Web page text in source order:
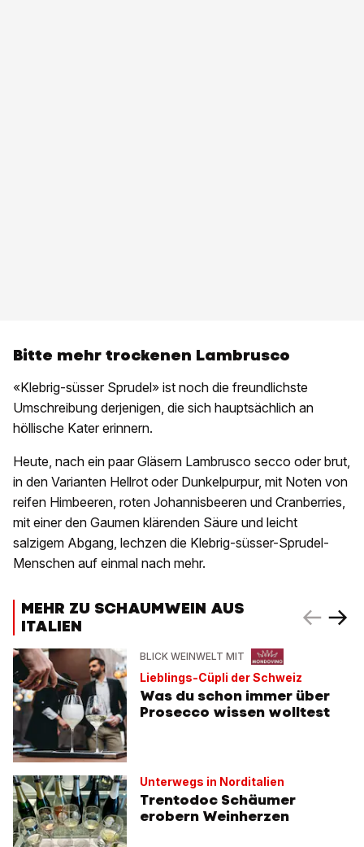
Bitte mehr trockenen Lambrusco
«Klebrig-süsser Sprudel» ist noch die freundlichste
Umschreibung derjenigen, die sich hauptsächlich an
höllische Kater erinnern.
Heute, nach ein paar Gläsern Lambrusco secco oder brut,
in den Varianten Hellrot oder Dunkelpurpur, mit Noten von
reifen Himbeeren, roten Johannisbeeren und Cranberries,
mit einer den Gaumen klärenden Säure und leicht
salzigem Abgang, lechzen die Klebrig-süsser-Sprudel-
Menschen auf einmal nach mehr.
MEHR ZU SCHAUMWEIN AUS
ITALIEN
BLICK WEINWELT MIT
Lieblings-Cüpli der Schweiz
Was du schon immer über
Prosecco wissen wolltest
Unterwegs in Norditalien
Trentodoc Schäumer
erobern Weinherzen